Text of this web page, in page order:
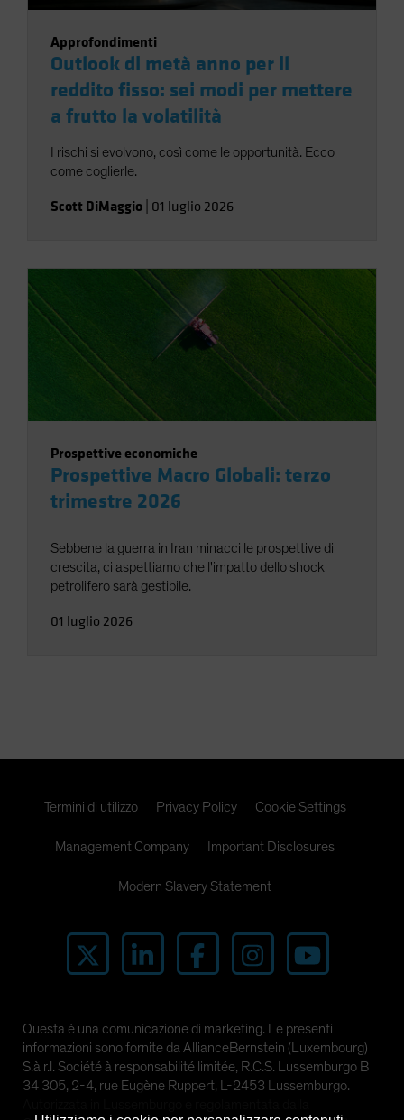
Approfondimenti
Outlook di metà anno per il
reddito fisso: sei modi per mettere
a frutto la volatilità
I rischi si evolvono, così come le opportunità. Ecco
come coglierle.
Scott DiMaggio 01 luglio 2026
Prospettive economiche
Prospettive Macro Globali: terzo
trimestre 2026
Sebbene la guerra in Iran minacci le prospettive di
crescita, ci aspettiamo che l'impatto dello shock
petrolifero sarà gestibile.
01 luglio 2026
Termini di utilizzo Privacy Policy Cookie Settings
Management Company Important Disclosures
Modern Slavery Statement
Questa è una comunicazione di marketing. Le presenti
informazioni sono fornite da AllianceBernstein (Luxembourg)
S.à r.l. Société à responsabilité limitée, R.C.S. Lussemburgo B
34 305, 2-4, rue Eugène Ruppert, L-2453 Lussemburgo.